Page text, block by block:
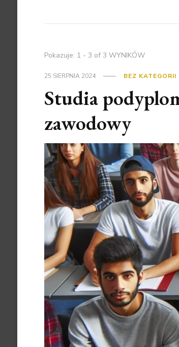
Pokazuje: 1 - 3 of 3 WYNIKÓW
25 SIERPNIA 2024 BEZ KATEGORII
Studia
zawodowy